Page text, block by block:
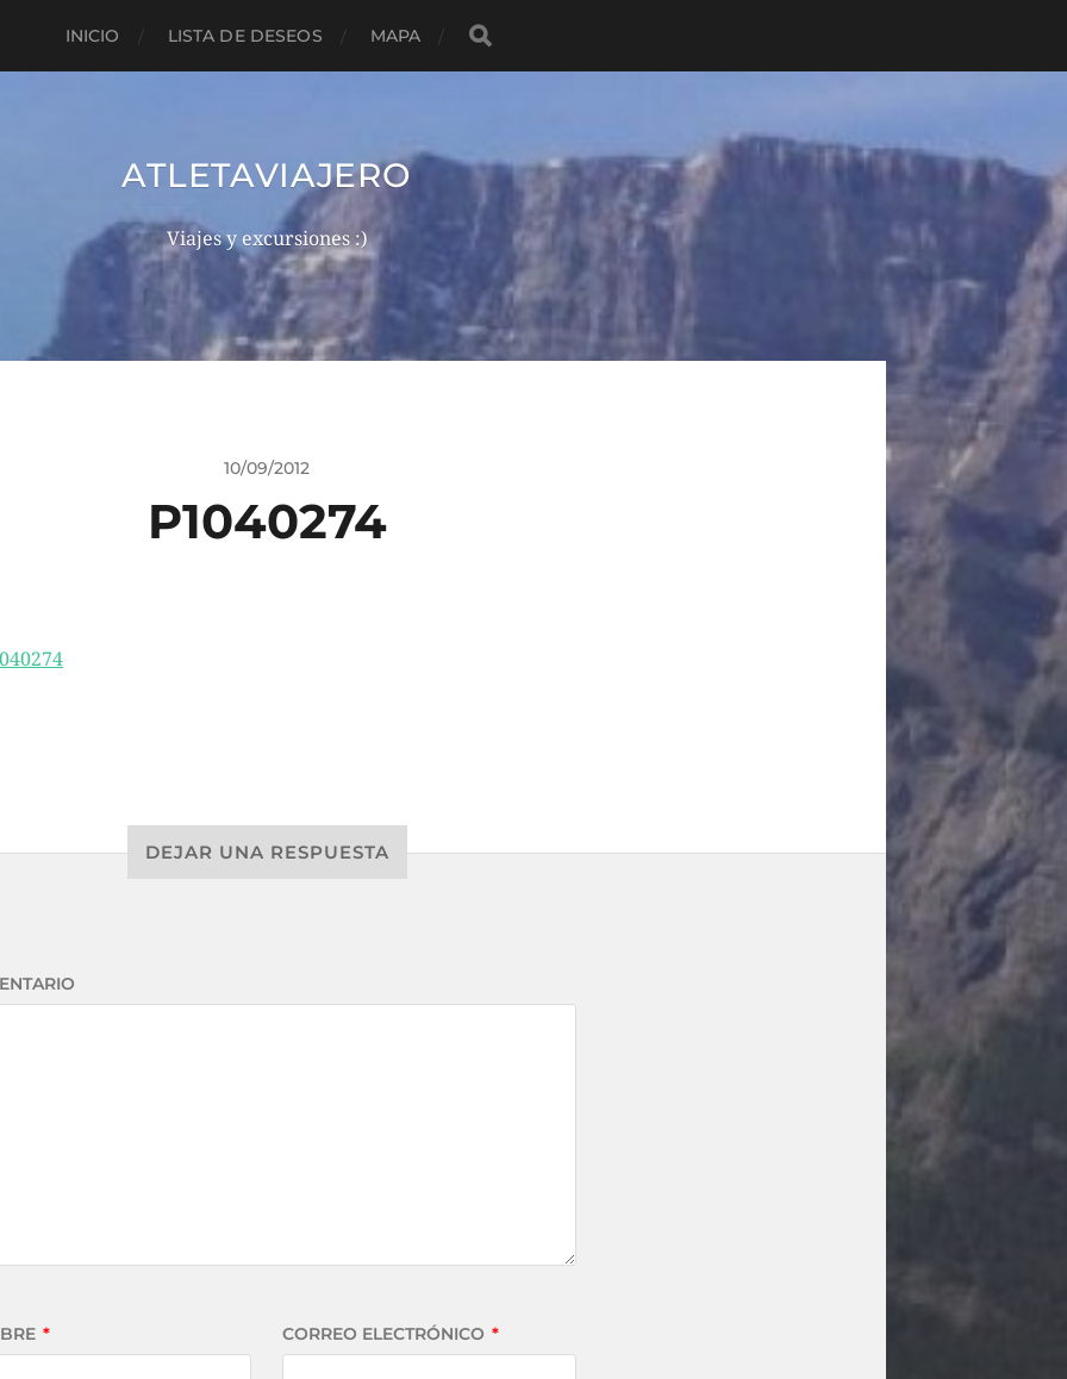
INICIO LISTA DE DESEOS MAPA
ATLETAVIAJERO
Viajes y excursiones :)
10/09/2012
P1040274
DEJAR UNA RESPUESTA
* CORREO ELECTRÓNICO *